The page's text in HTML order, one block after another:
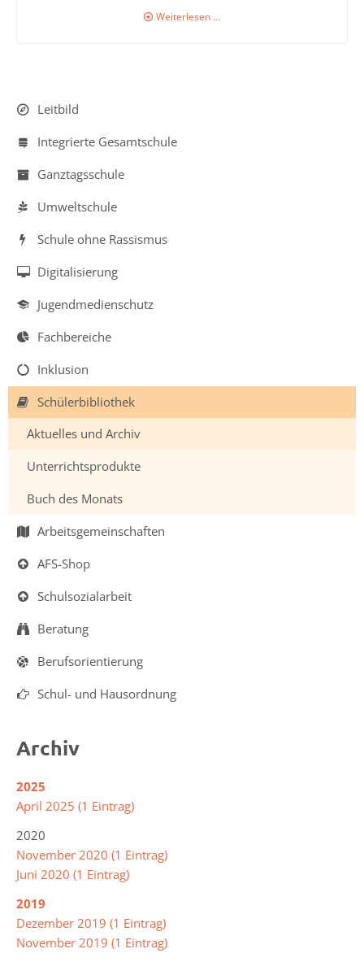
Schulgesundheitsfachkraft
Jahrgang
6
Jahrgang
8
Jahrgang
9
Jahrgang
10
Intensivklasse
Elternvertretung
Förderverein
So
wir
Leitbild
Integrierte
Ganztagsschule
Weiterlesen …
Navigation
Leitbild
Integrierte Gesamtschule
Ganztagsschule
Umweltschule
Schule ohne Rassismus
Digitalisierung
Jugendmedienschutz
Fachbereiche
Inklusion
Schülerbibliothek
Aktuelles und Archiv
Unterrichtsprodukte
Buch des Monats
Arbeitsgemeinschaften
AFS-Shop
Schulsozialarbeit
Beratung
Berufsorientierung
Schul- und Hausordnung
Archiv
2025
April 2025 (1 Eintrag)
2020
November 2020 (1 Eintrag)
Juni 2020 (1 Eintrag)
2019
Dezember 2019 (1 Eintrag)
November 2019 (1 Eintrag)